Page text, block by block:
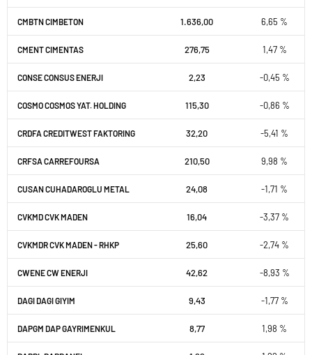
CMBTN CIMBETON 1.636,00 6,65 %
CMENT CIMENTAS 276,75 1,47 %
CONSE CONSUS ENERJI 2,23 -0,45 %
COSMO COSMOS YAT. HOLDING 115,30 -0,86 %
CRDFA CREDITWEST FAKTORING 32,20 -5,41 %
CRFSA CARREFOURSA 210,50 9,98 %
CUSAN CUHADAROGLU METAL 24,08 -1,71 %
CVKMD CVK MADEN 16,04 -3,37 %
CVKMDR CVK MADEN - RHKP 25,60 -2,74 %
CWENE CW ENERJI 42,62 -8,93 %
DAGI DAGI GIYIM 9,43 -1,77 %
DAPGM DAP GAYRIMENKUL 8,77 1,98 %